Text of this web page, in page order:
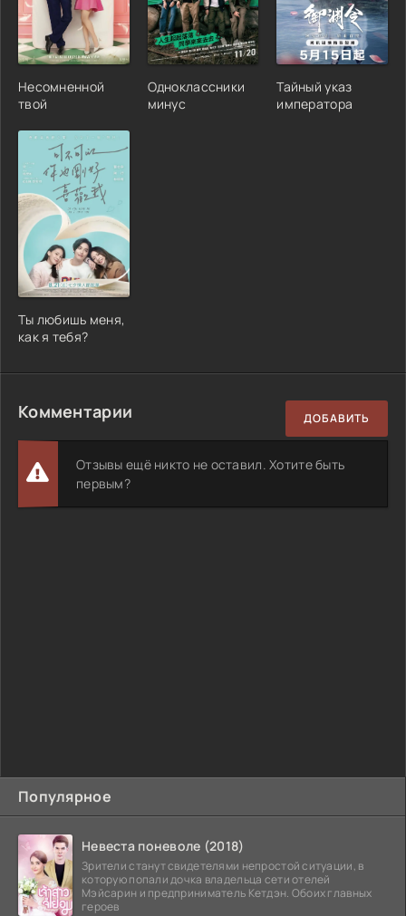
Популярное
Невеста поневоле (2018)
Зрители станут свидетелями непростой ситуации, в
которую попали дочка владельца сети отелей
Мэйсарин и предприниматель Кетдэн. Обоих главных
героев
Несомненной
твой
Одноклассники
минус
Тайный указ
императора
Ты любишь меня,
как я тебя?
Комментарии ДОБАВИТЬ
Отзывы ещё никто не оставил. Хотите быть
первым?